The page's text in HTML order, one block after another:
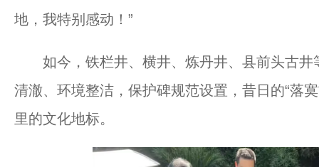
地，我特别感动！”
如今，铁栏井、横井、炼丹井、县前头古井
清澈、环境整洁，保护碑规范设置，昔日的“
里的文化地标。